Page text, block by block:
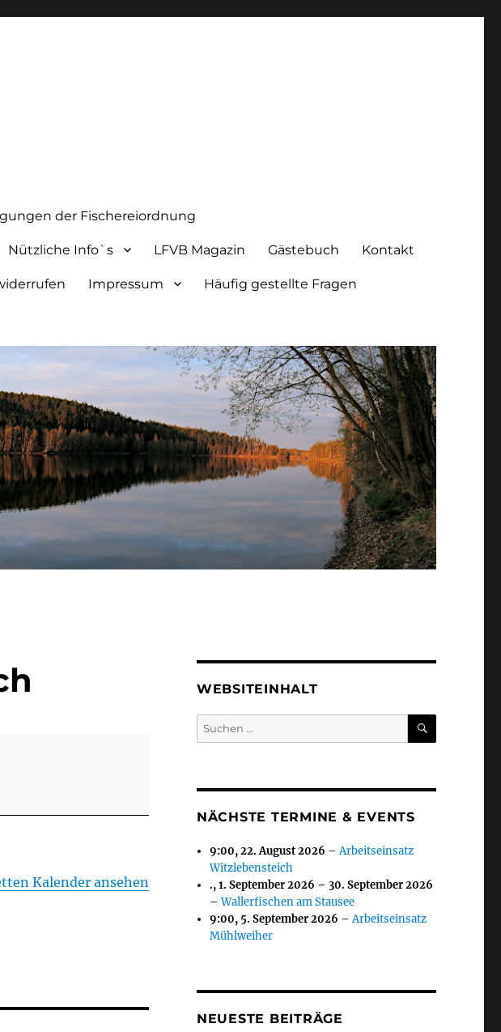
der Fischereiordnung
Nützliche Info`s LFVB Magazin Gästebuch Kontakt
Impressum Häufig gestellte Fragen
Kalender ansehen
WEBSITEINHALT
Suchen
nach:
SUCHEN
NÄCHSTE TERMINE & EVENTS
9:00,22. August 2026 –Arbeitseinsatz
Witzlebensteich
.,1. September 2026 – 30. September 2026
–Wallerfischen am Stausee
9:00, 5. September 2026 –Arbeitseinsatz
Mühlweiher
NEUESTE BEITRÄGE